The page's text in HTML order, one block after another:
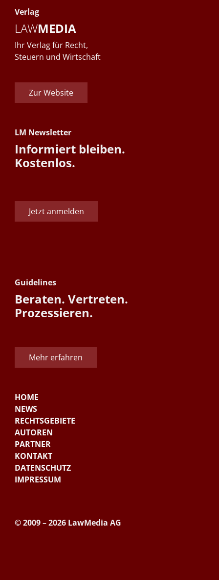
Verlag
LAWMEDIA
Ihr Verlag für Recht,
Steuern und Wirtschaft
Zur Website
LM Newsletter
Informiert bleiben.
Kostenlos.
Jetzt anmelden
Guidelines
Beraten. Vertreten.
Prozessieren.
Mehr erfahren
HOME
NEWS
RECHTSGEBIETE
AUTOREN
PARTNER
KONTAKT
DATENSCHUTZ
IMPRESSUM
© 2009 – 2026 LawMedia AG